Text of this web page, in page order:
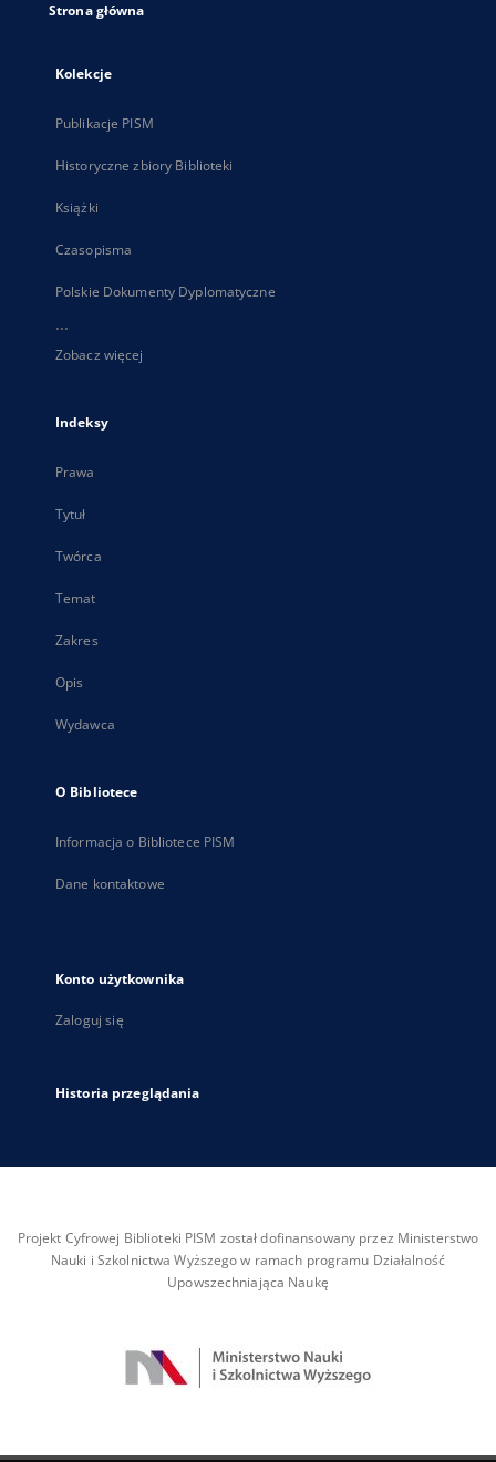
Strona główna
Kolekcje
Publikacje PISM
Historyczne zbiory Biblioteki
Książki
Czasopisma
Polskie Dokumenty Dyplomatyczne
...
Zobacz więcej
Indeksy
Prawa
Tytuł
Twórca
Temat
Zakres
Opis
Wydawca
O Bibliotece
Informacja o Bibliotece PISM
Dane kontaktowe
Konto użytkownika
Zaloguj się
Historia przeglądania
Projekt Cyfrowej Biblioteki PISM został dofinansowany przez Ministerstwo
Nauki i Szkolnictwa Wyższego w ramach programu Działalność
Upowszechniająca Naukę